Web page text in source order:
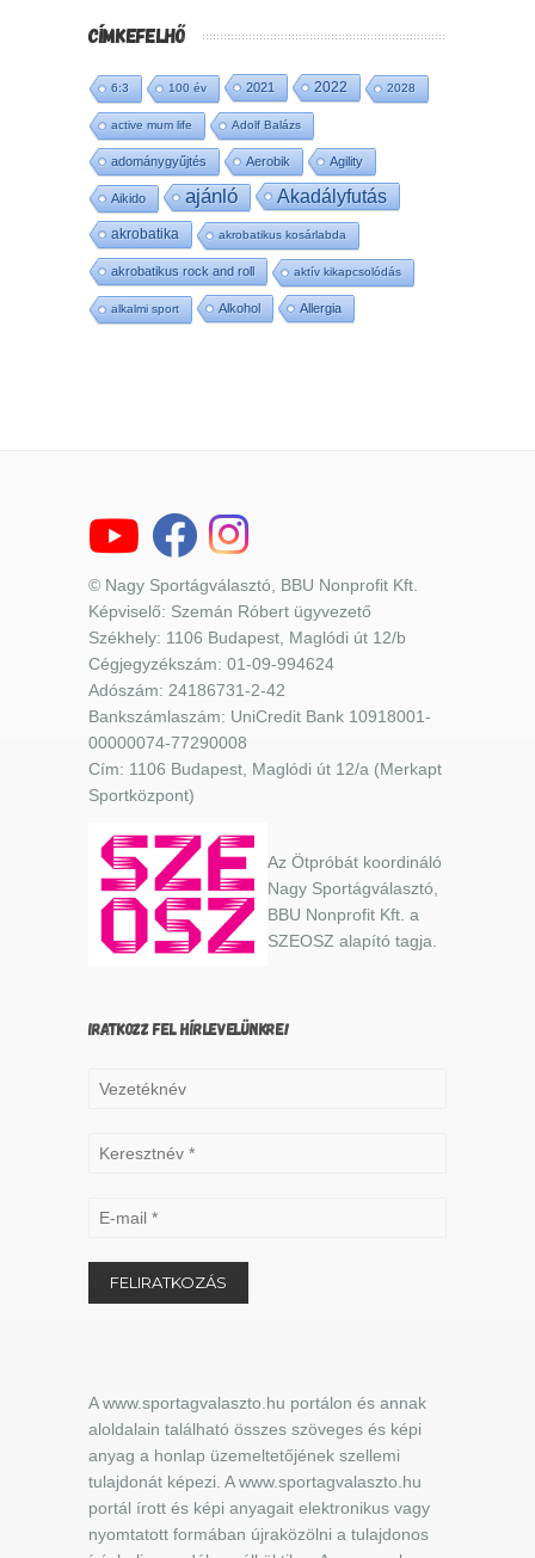
CÍMKEFELHŐ
6:3 100 év 2021 2022 2028
active mum life Adolf Balázs
adománygyűjtés Aerobik Agility
Aikido ajánló Akadályfutás
akrobatika akrobatikus kosárlabda
akrobatikus rock and roll aktív kikapcsolódás
alkalmi sport Alkohol Allergia
© Nagy Sportágválasztó, BBU Nonprofit Kft.
Képviselő: Szemán Róbert ügyvezető
Székhely: 1106 Budapest, Maglódi út 12/b
Cégjegyzékszám: 01-09-994624
Adószám: 24186731-2-42
Bankszámlaszám: UniCredit Bank 10918001-
00000074-77290008
Cím: 1106 Budapest, Maglódi út 12/a (Merkapt
Sportközpont)
Az Ötpróbát koordináló
Nagy Sportágválasztó,
BBU Nonprofit Kft. a
SZEOSZ alapító tagja.
IRATKOZZ FEL HÍRLEVELÜNKRE!
A www.sportagvalaszto.hu portálon és annak
aloldalain található összes szöveges és képi
anyag a honlap üzemeltetőjének szellemi
tulajdonát képezi. A www.sportagvalaszto.hu
portál írott és képi anyagait elektronikus vagy
nyomtatott formában újraközölni a tulajdonos